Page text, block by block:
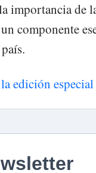
importancia de
componente
edición